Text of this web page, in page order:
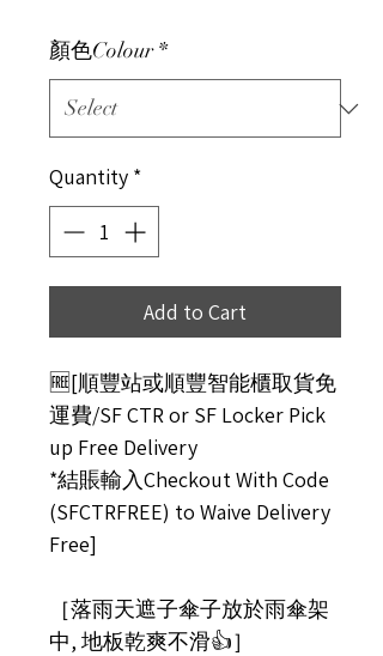
顏色Colour *
Quantity *
Add to Cart
🆓[順豐站或順豐智能櫃取貨免
運費/SF CTR or SF Locker Pick
up Free Delivery
*結賬輸入Checkout With Code
(SFCTRFREE) to Waive Delivery
Free]
［落雨天遮子傘子放於雨傘架
中, 地板乾爽不滑👍］